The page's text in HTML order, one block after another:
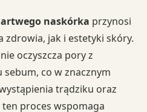
naskórka przynosi
zdrowia, jak i estetyki skóry.
oczyszcza pory z
sebum, co w znacznym
trądziku oraz
proces wspomaga